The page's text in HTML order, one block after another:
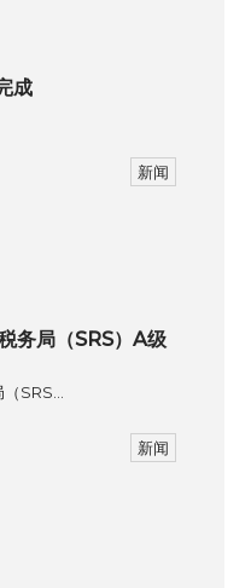
成
新闻
务局（SRS）A级
SRS…
新闻